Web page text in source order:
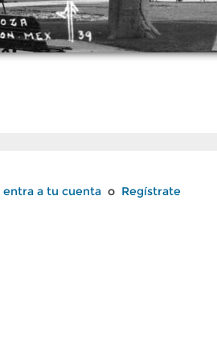
entra a tu cuenta o Regístrate